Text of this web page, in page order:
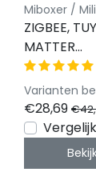
Miboxer /
ZIGBEE,
MATTER
ampere
controller
Single
White/
LED strips
Varianten
€28,69
Vergelijk